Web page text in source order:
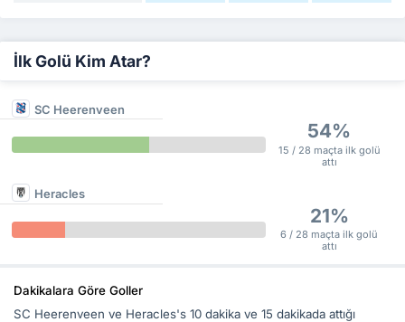
İlk Golü Kim Atar?
SC Heerenveen
54%
15 / 28 maçta ilk golü
attı
Heracles
21%
6 / 28 maçta ilk golü
attı
Dakikalara Göre Goller
SC Heerenveen ve Heracles's 10 dakika ve 15 dakikada attığı